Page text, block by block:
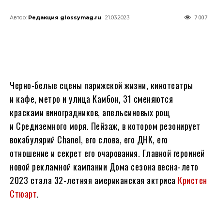
Автор: Редакция glossymag.ru 21.03.2023 7 007
Черно-белые сцены парижской жизни, кинотеатры
и кафе, метро и улица Камбон, 31 сменяются
красками виноградников, апельсиновых рощ
и Средиземного моря. Пейзаж, в котором резонирует
вокабулярий Chanel, его слова, его ДНК, его
отношение и секрет его очарования. Главной героиней
новой рекламной кампании Дома сезона весна-лето
2023 стала 32-летняя американская актриса Кристен
Стюарт.